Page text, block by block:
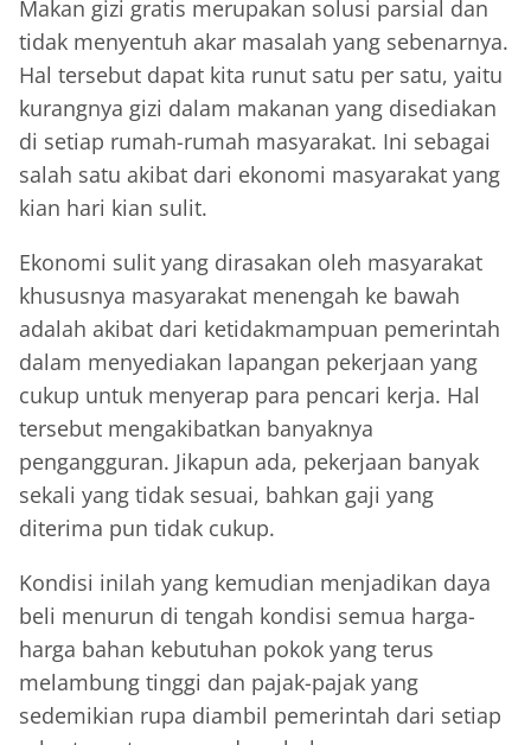
Makan gizi gratis merupakan solusi parsial dan
tidak menyentuh akar masalah yang sebenarnya.
Hal tersebut dapat kita runut satu per satu, yaitu
kurangnya gizi dalam makanan yang disediakan
di setiap rumah-rumah masyarakat. Ini sebagai
salah satu akibat dari ekonomi masyarakat yang
kian hari kian sulit.
Ekonomi sulit yang dirasakan oleh masyarakat
khususnya masyarakat menengah ke bawah
adalah akibat dari ketidakmampuan pemerintah
dalam menyediakan lapangan pekerjaan yang
cukup untuk menyerap para pencari kerja. Hal
tersebut mengakibatkan banyaknya
pengangguran. Jikapun ada, pekerjaan banyak
sekali yang tidak sesuai, bahkan gaji yang
diterima pun tidak cukup.
Kondisi inilah yang kemudian menjadikan daya
beli menurun di tengah kondisi semua harga-
harga bahan kebutuhan pokok yang terus
melambung tinggi dan pajak-pajak yang
sedemikian rupa diambil pemerintah dari setiap